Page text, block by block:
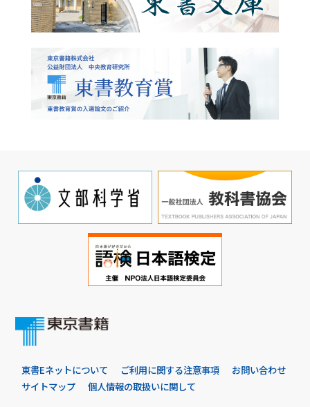
東書Eネットについて ご利用に関する注意事項
お問い合わせ
サイトマップ
個人情報の取扱いに関して